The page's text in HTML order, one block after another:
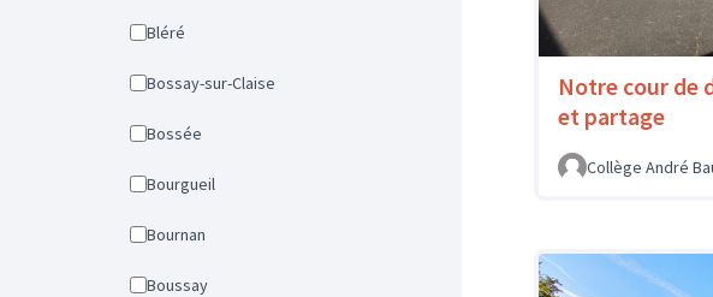
Bléré
Bossay-sur-Claise
Bossée
Bourgueil
Bournan
Boussay
Notre cour de
et partage
Collège André